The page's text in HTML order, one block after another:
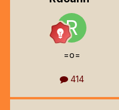
=o=
414